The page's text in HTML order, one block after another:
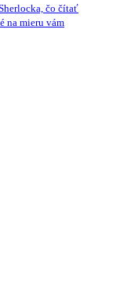
čo čítať
na mieru vám